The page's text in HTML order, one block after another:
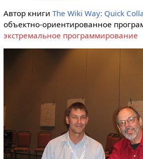
Автор книги The Wiki Way: Quick
объектно-ориентированное
экстремальное программирование